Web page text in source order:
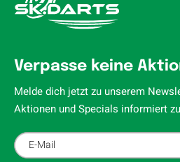
Verpasse keine
Melde dich jetzt zu unserem
Aktionen und Specials informiert